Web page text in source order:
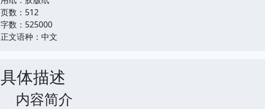
页数：512
字数：525000
正文语种：中文
具体描述
内容简介